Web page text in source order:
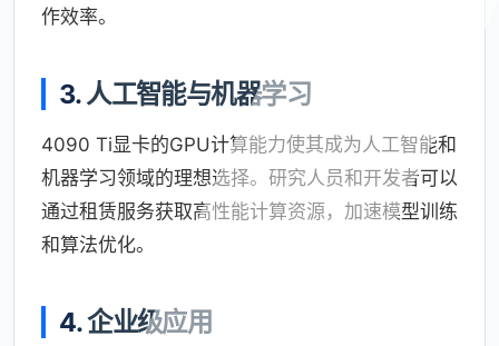
作效率。
3.人工智能与机器学习
4090 Ti显卡的GPU计算能力使其成为人工智能和
机器学习领域的理想选择。研究人员和开发者可以
通过租赁服务获取高性能计算资源，加速模型训练
和算法优化。
4.企业级应用